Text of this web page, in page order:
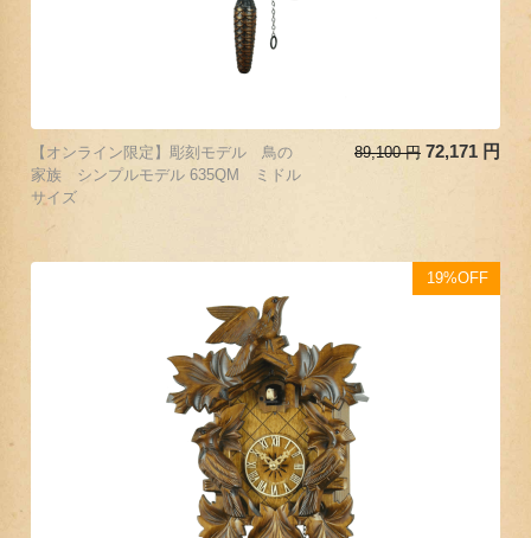
【オンライン限定】彫刻モデル 鳥の
家族 シンプルモデル 635QM ミドル
サイズ
89,100 円 72,171 円
19%OFF